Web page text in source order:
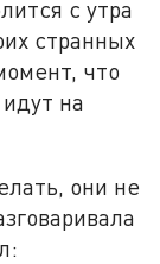
с утра
странных
что
на
они не